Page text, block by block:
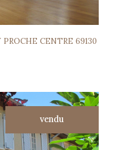
CENTRE 69130
vendu